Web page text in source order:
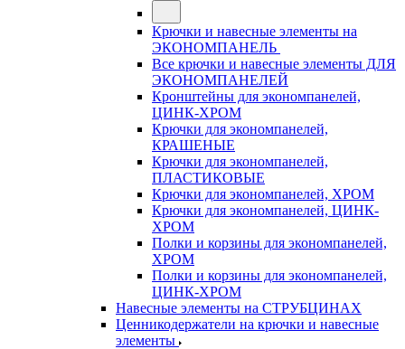
Крючки и навесные элементы на
ЭКОНОМПАНЕЛЬ
Все крючки и навесные элементы ДЛЯ
ЭКОНОМПАНЕЛЕЙ
Кронштейны для экономпанелей,
ЦИНК-ХРОМ
Крючки для экономпанелей,
КРАШЕНЫЕ
Крючки для экономпанелей,
ПЛАСТИКОВЫЕ
Крючки для экономпанелей, ХРОМ
Крючки для экономпанелей, ЦИНК-
ХРОМ
Полки и корзины для экономпанелей,
ХРОМ
Полки и корзины для экономпанелей,
ЦИНК-ХРОМ
Навесные элементы на СТРУБЦИНАХ
Ценникодержатели на крючки и навесные
элементы